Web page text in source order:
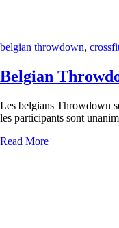
belgian throwdown,
Belgian
Les belgians Throwdown
les participants sont
Read More